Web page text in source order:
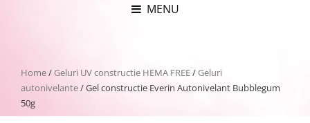
MENU
Home/Geluri UV constructie HEMA FREE/Geluri
autonivelante/ Gel constructie Everin Autonivelant Bubblegum
50g